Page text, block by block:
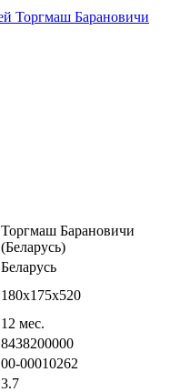
Торгмаш Барановичи
(Беларусь)
Беларусь
180х175х520
12 мес.
8438200000
00-00010262
3.7